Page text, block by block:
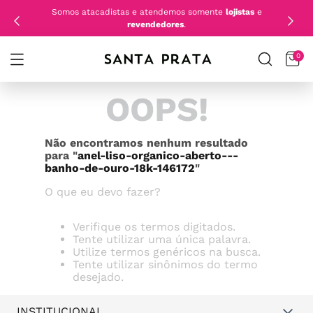
Somos atacadistas e atendemos somente lojistase
revendedores.
0
OOPS!
Não encontramos nenhum resultado
para "anel-liso-organico-aberto---
banho-de-ouro-18k-146172"
O que eu devo fazer?
Verifique os termos digitados.
Tente utilizar uma única palavra.
Utilize termos genéricos na busca.
Tente utilizar sinônimos do termo
desejado.